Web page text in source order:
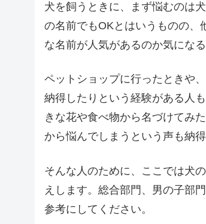
犬を飼うときに、まず悩むのは
の名前でもOKとはいうものの、
な名前が人気があるのか気にな
ペットショップに行ったときや
納得したりという経験がある人
きな花や食べ物から名づけてみ
から悩んでしまうという声も納得
そんな人のために、ここでは犬
えします。総合部門、男の子部
参考にしてください。